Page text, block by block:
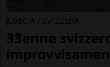
GRECIA / SVIZZERA
33enne